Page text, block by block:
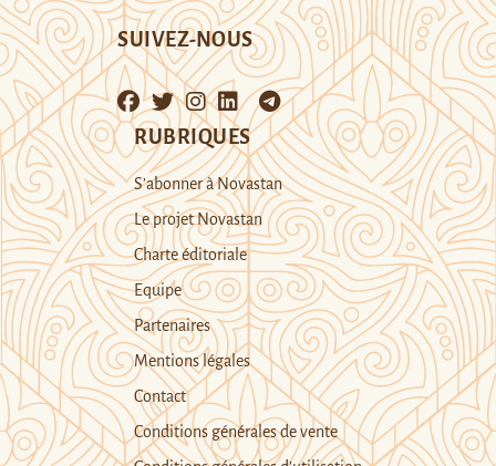
SUIVEZ-NOUS
RUBRIQUES
S’abonner à Novastan
Le projet Novastan
Charte éditoriale
Equipe
Partenaires
Mentions légales
Contact
Conditions générales de vente